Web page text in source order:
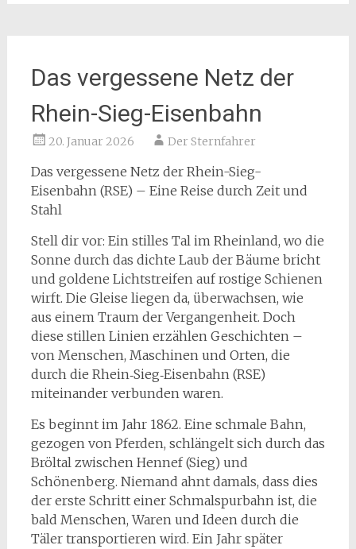
Das vergessene Netz der
Rhein-Sieg-Eisenbahn
20. Januar 2026 Der Sternfahrer
Das vergessene Netz der Rhein-Sieg-
Eisenbahn (RSE) – Eine Reise durch Zeit und
Stahl
Stell dir vor: Ein stilles Tal im Rheinland, wo die
Sonne durch das dichte Laub der Bäume bricht
und goldene Lichtstreifen auf rostige Schienen
wirft. Die Gleise liegen da, überwachsen, wie
aus einem Traum der Vergangenheit. Doch
diese stillen Linien erzählen Geschichten –
von Menschen, Maschinen und Orten, die
durch die Rhein‑Sieg‑Eisenbahn (RSE)
miteinander verbunden waren.
Es beginnt im Jahr 1862. Eine schmale Bahn,
gezogen von Pferden, schlängelt sich durch das
Bröltal zwischen Hennef (Sieg) und
Schönenberg. Niemand ahnt damals, dass dies
der erste Schritt einer Schmalspurbahn ist, die
bald Menschen, Waren und Ideen durch die
Täler transportieren wird. Ein Jahr später